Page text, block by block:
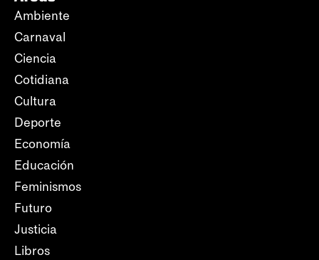
Ambiente
Carnaval
Ciencia
Cotidiana
Cultura
Deporte
Economía
Educación
Feminismos
Futuro
Justicia
Libros